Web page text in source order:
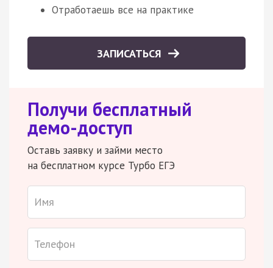
Отработаешь все на практике
ЗАПИСАТЬСЯ
Получи бесплатный
демо-доступ
Оставь заявку и займи место
на бесплатном курсе Турбо ЕГЭ